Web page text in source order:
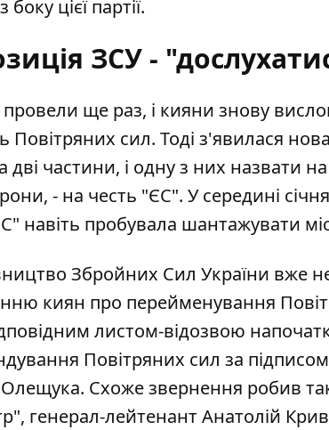
цієї партії.
ЗСУ -
ще раз, і кияни знову
Повітряних сил. Тоді з'явилася
дві частини, і одну з них назвати
- на честь "ЄС". У середині
навіть пробувала шантажувати
Збройних Сил України вже
киян про перейменування
листом-відозвою
Повітряних сил за
Схоже звернення робив
генерал-лейтенант Анатолій